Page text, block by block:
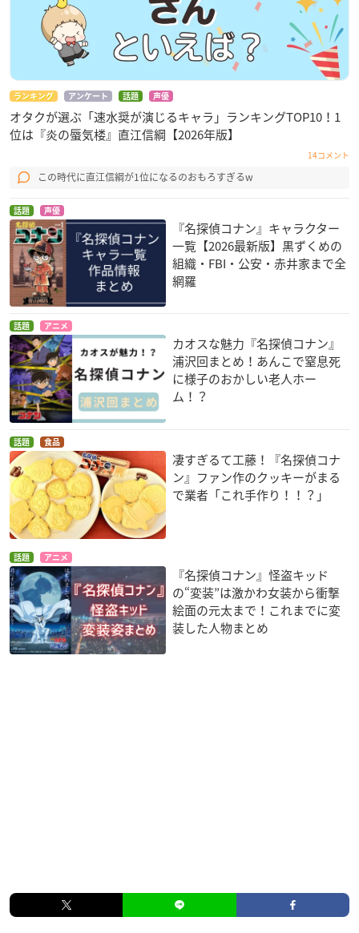
ランキング アンケート 話題 声優
オタクが選ぶ「速水奨が演じるキャラ」ランキングTOP10！1
位は『炎の蜃気楼』直江信綱【2026年版】
14コメント
この時代に直江信綱が1位になるのおもろすぎるw
話題 声優
『名探偵コナン』キャラクター
一覧【2026最新版】黒ずくめの
組織・FBI・公安・赤井家まで全
網羅
話題 アニメ
カオスな魅力『名探偵コナン』
浦沢回まとめ！あんこで窒息死
に様子のおかしい老人ホー
ム！？
話題 食品
凄すぎるて工藤！『名探偵コナ
ン』ファン作のクッキーがまる
で業者「これ手作り！！？」
話題 アニメ
『名探偵コナン』怪盗キッド
の“変装”は激かわ女装から衝撃
絵面の元太まで！これまでに変
装した人物まとめ